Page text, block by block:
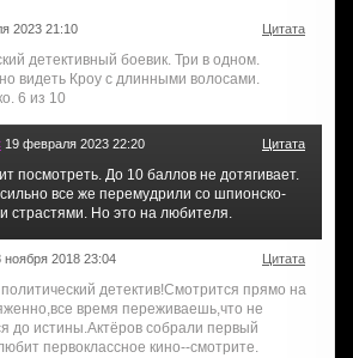
2023 21:10 Цитата
детективный боевик. Три в одном.
видеть Кроу с длинными волосами.
6 из 10
19 февраля 2023 22:20 Цитата
посмотреть. До 10 баллов не дотягивает.
все же перемудрили со шпионско-
страстями. Но это на любителя.
ноября 2018 23:04 Цитата
детектив!Смотрится прямо на
время переживаешь,что не
до истины.Актёров собрали первый
первоклассное кино--смотрите.